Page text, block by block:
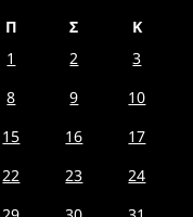
Π Σ
Κ
1
2
3
8 9
10
15 16
17
22 23
24